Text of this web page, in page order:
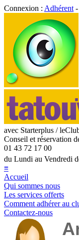
Connexion : Adhérent -
avec Starterplus /
Conseil et réservation
01 43 72 17 00
du Lundi au Vendredi
≡
Accueil
Qui sommes nous
Les services offerts
Comment adhérer au
Contactez-nous